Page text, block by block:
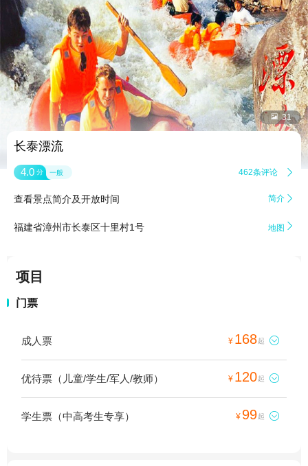
 31
长泰漂流
4.0 分 一般 462条评论 
查看景点简介及开放时间 简介 
福建省漳州市长泰区十里村1号 地图 
项目
门票
成人票 ¥ 168起 
优待票（儿童/学生/军人/教师） ¥ 120起 
学生票（中高考生专享） ¥ 99起 
